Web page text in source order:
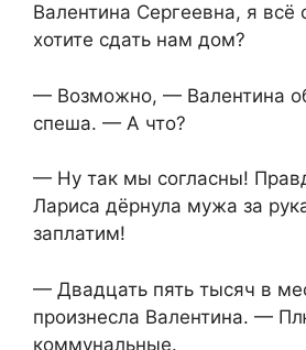
Валентина Сергеевна, я
хотите сдать нам дом?
— Возможно, — Валентина
спеша. — А что?
— Ну так мы согласны!
Лариса дёрнула мужа за
заплатим!
— Двадцать пять тысяч в
произнесла Валентина. —
коммунальные.